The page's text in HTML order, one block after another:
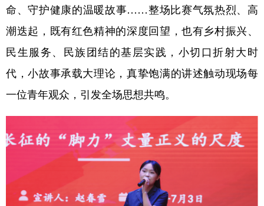
命、守护健康的温暖故事……整场比赛气氛热烈、高
潮迭起，既有红色精神的深度回望，也有乡村振兴、
民生服务、民族团结的基层实践，小切口折射大时
代，小故事承载大理论，真挚饱满的讲述触动现场每
一位青年观众，引发全场思想共鸣。